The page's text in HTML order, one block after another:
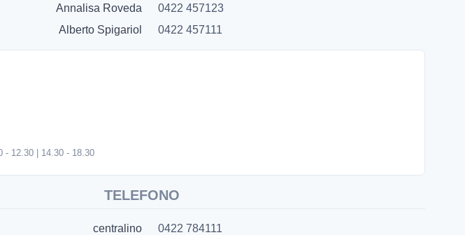
Annalisa Roveda
0422 457123
Alberto Spigariol
0422 457111
- 12.30 | 14.30 - 18.30
TELEFONO
centralino 0422 784111